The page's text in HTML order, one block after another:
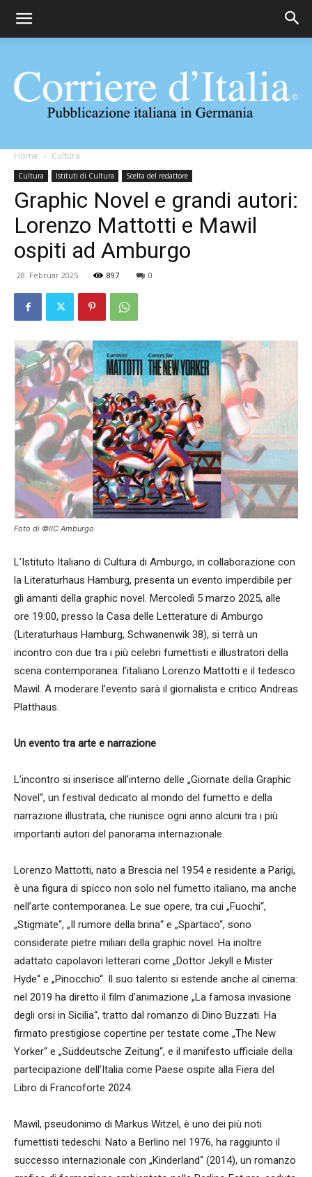
Corriere
d'Italia
Home Cultura
Cultura Istituti di Cultura Scelta del redattore
Graphic Novel e grandi autori:
Lorenzo Mattotti e Mawil
ospiti ad Amburgo
28. Februar 2025 897 0
Foto di ©IIC Amburgo
L’Istituto Italiano di Cultura di Amburgo, in collaborazione con
la Literaturhaus Hamburg, presenta un evento imperdibile per
gli amanti della graphic novel. Mercoledì 5 marzo 2025, alle
ore 19:00, presso la Casa delle Letterature di Amburgo
(Literaturhaus Hamburg, Schwanenwik 38), si terrà un
incontro con due tra i più celebri fumettisti e illustratori della
scena contemporanea: l’italiano Lorenzo Mattotti e il tedesco
Mawil. A moderare l’evento sarà il giornalista e critico Andreas
Platthaus.
Un evento tra arte e narrazione
L’incontro si inserisce all’interno delle „Giornate della Graphic
Novel“, un festival dedicato al mondo del fumetto e della
narrazione illustrata, che riunisce ogni anno alcuni tra i più
importanti autori del panorama internazionale.
Lorenzo Mattotti, nato a Brescia nel 1954 e residente a Parigi,
è una figura di spicco non solo nel fumetto italiano, ma anche
nell’arte contemporanea. Le sue opere, tra cui „Fuochi“,
„Stigmate“, „Il rumore della brina“ e „Spartaco“, sono
considerate pietre miliari della graphic novel. Ha inoltre
adattato capolavori letterari come „Dottor Jekyll e Mister
Hyde“ e „Pinocchio“. Il suo talento si estende anche al cinema:
nel 2019 ha diretto il film d’animazione „La famosa invasione
degli orsi in Sicilia“, tratto dal romanzo di Dino Buzzati. Ha
firmato prestigiose copertine per testate come „The New
Yorker“ e „Süddeutsche Zeitung“, e il manifesto ufficiale della
partecipazione dell’Italia come Paese ospite alla Fiera del
Libro di Francoforte 2024.
Mawil, pseudonimo di Markus Witzel, è uno dei più noti
fumettisti tedeschi. Nato a Berlino nel 1976, ha raggiunto il
successo internazionale con „Kinderland“ (2014), un romanzo